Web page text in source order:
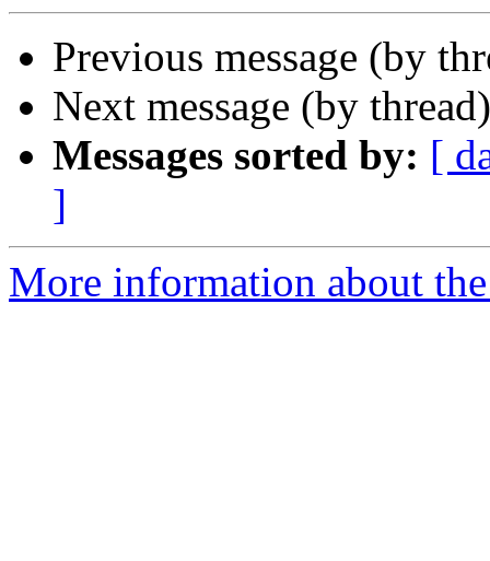
Previous message (by
Next message (by
Messages sorted by: [
]
More information about